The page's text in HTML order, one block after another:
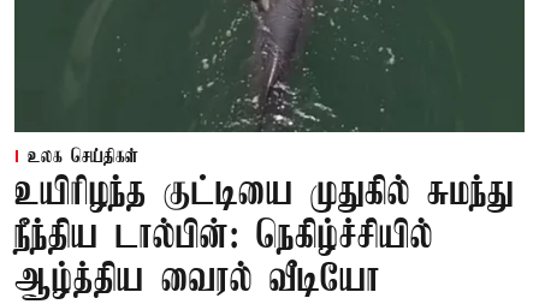
உலக செய்திகள்
உயிரிழந்த குட்டியை முதுகில் சுமந்து
நீந்திய டால்பின்: நெகிழ்ச்சியில்
ஆழ்த்திய வைரல் வீடியோ